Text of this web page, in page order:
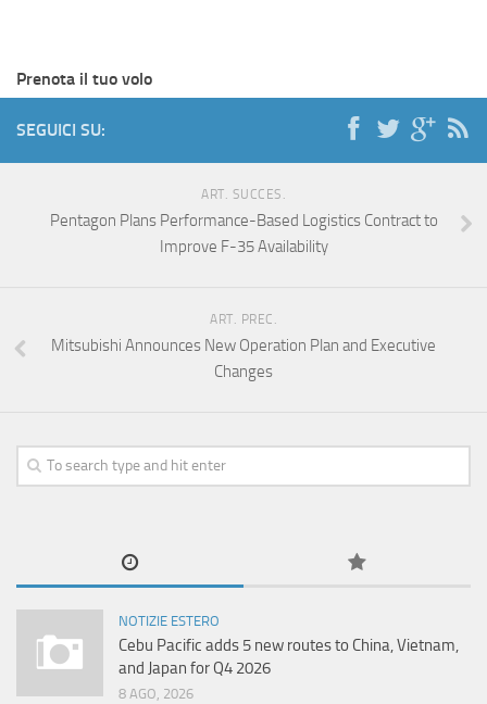
Prenota il tuo volo
SEGUICI SU:
ART. SUCCES.
Pentagon Plans Performance-Based Logistics Contract to
Improve F-35 Availability
ART. PREC.
Mitsubishi Announces New Operation Plan and Executive
Changes
NOTIZIE ESTERO
Cebu Pacific adds 5 new routes to China, Vietnam,
and Japan for Q4 2026
8 AGO, 2026